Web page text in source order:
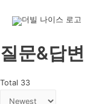
질문&답변
Total 33